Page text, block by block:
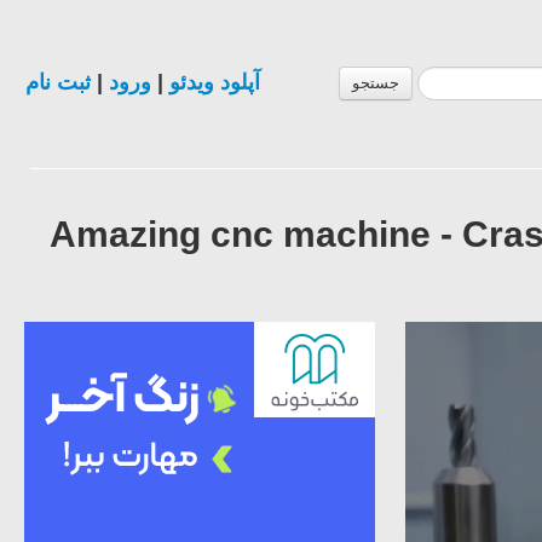
جستجو آپلود ویدئو| ورود| ثبت نام
Amazing cnc machine -